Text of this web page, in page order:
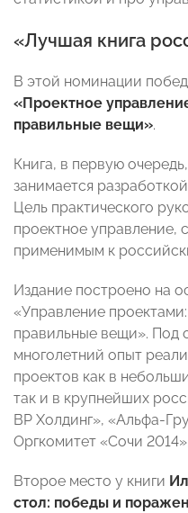
«Лучшая книга
В этой номинации
«Проектное
правильные вещи».
Книга, в первую
занимается
Цель практического
проектное управление,
применимым к
Издание построено на
«Управление
правильные вещи». Под
многолетний опыт
проектов как в
так и в крупнейших
ВР Холдинг», «Альфа-
Оргкомитет «Сочи
Второе место у книги
стол: победы и